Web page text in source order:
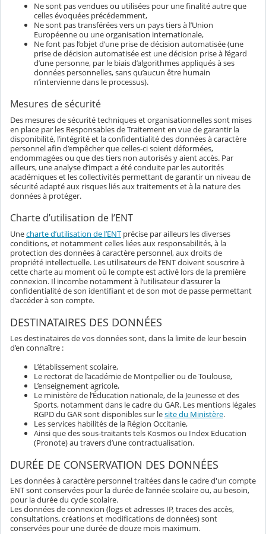
Ne sont pas vendues ou utilisées pour une finalité autre que
celles évoquées précédemment,
Ne sont pas transférées vers un pays tiers à l’Union
Européenne ou une organisation internationale,
Ne font pas l’objet d’une prise de décision automatisée (une
prise de décision automatisée est une décision prise à l’égard
d’une personne, par le biais d’algorithmes appliqués à ses
données personnelles, sans qu’aucun être humain
n’intervienne dans le processus).
Mesures de sécurité
Des mesures de sécurité techniques et organisationnelles sont mises
en place par les Responsables de Traitement en vue de garantir la
disponibilité, l’intégrité et la confidentialité des données à caractère
personnel afin d’empêcher que celles-ci soient déformées,
endommagées ou que des tiers non autorisés y aient accès. Par
ailleurs, une analyse d’impact a été conduite par les autorités
académiques et les collectivités permettant de garantir un niveau de
sécurité adapté aux risques liés aux traitements et à la nature des
données à protéger.
Charte d’utilisation de l’ENT
Unecharte d’utilisation de l’ENT précise par ailleurs les diverses
conditions, et notamment celles liées aux responsabilités, à la
protection des données à caractère personnel, aux droits de
propriété intellectuelle. Les utilisateurs de l’ENT doivent souscrire à
cette charte au moment où le compte est activé lors de la première
connexion. Il incombe notamment à l’utilisateur d'assurer la
confidentialité de son identifiant et de son mot de passe permettant
d’accéder à son compte.
DESTINATAIRES DES DONNÉES
Les destinataires de vos données sont, dans la limite de leur besoin
d’en connaître :
L’établissement scolaire,
Le rectorat de l’académie de Montpellier ou de Toulouse,
L’enseignement agricole,
Le ministère de l’Éducation nationale, de la Jeunesse et des
Sports, notamment dans le cadre du GAR. Les mentions légales
RGPD du GAR sont disponibles sur lesite du Ministère.
Les services habilités de la Région Occitanie,
Ainsi que des sous-traitants tels Kosmos ou Index Education
(Pronote) au travers d’une contractualisation.
DURÉE DE CONSERVATION DES DONNÉES
Les données à caractère personnel traitées dans le cadre d'un compte
ENT sont conservées pour la durée de l’année scolaire ou, au besoin,
pour la durée du cycle scolaire.
Les données de connexion (logs et adresses IP, traces des accès,
consultations, créations et modifications de données) sont
conservées pour une durée de douze mois maximum.